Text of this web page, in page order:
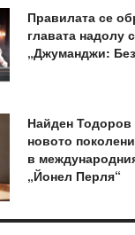
Правилата се
главата надолу с
„Джуманджи:
Найден Тодоров
новото
в
„Йонел Перля“